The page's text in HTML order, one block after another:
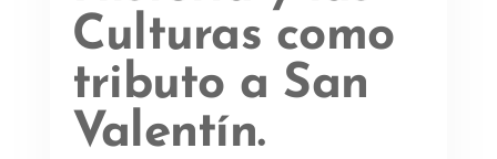
Culturas como
tributo a San
Valentín.